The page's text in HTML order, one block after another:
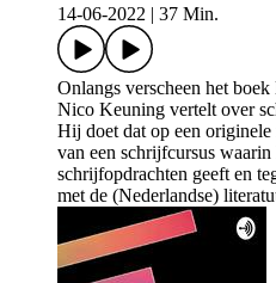
14-06-2022
37 Min.
Onlangs verscheen het
Nico Keuning vertelt over
Hij doet dat op een
van een schrijfcursus
schrijfopdrachten geeft en
met de (Nederlandse)